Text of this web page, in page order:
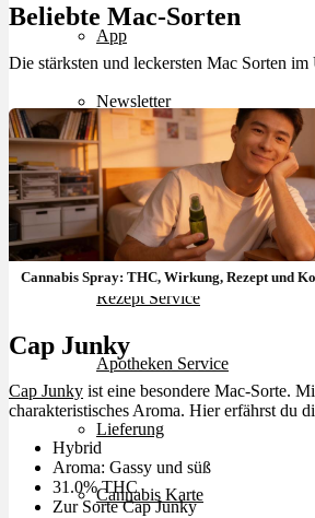
App
Newsletter
Services
Ärzte Service
Rezept Service
Apotheken Service
Lieferung
Cannabis Karte
Beliebte Mac-Sorten
Die stärksten und leckersten Mac Sorten
Cannabis Spray: THC, Wirkung, Rezept und
Cap Junky
Cap Junky ist eine besondere Mac-Sorte.
charakteristisches Aroma. Hier erfährst du
Hybrid
Aroma: Gassy und süß
31.0% THC
Zur Sorte Cap Junky